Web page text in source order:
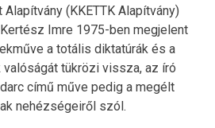
(KKETTK Alapítvány)
Imre 1975-ben megjelent
a totális diktatúrák és a
tükrözi vissza, az író
című műve pedig a megélt
nehézségeiről szól.